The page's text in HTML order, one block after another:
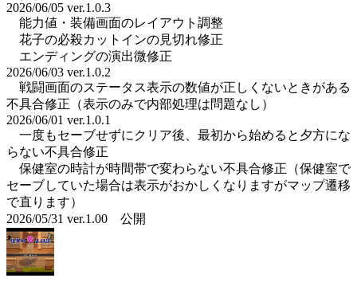
2026/06/05 ver.1.0.3
能力値・装備画面のレイアウト調整
花子の必殺カットインの見切れ修正
エンディングの演出微修正
2026/06/03 ver.1.0.2
戦闘画面のステータス表示の数値が正しくないときがある
不具合修正（表示のみで内部処理は問題なし）
2026/06/01 ver.1.0.1
一度もセーブせずにクリア後、最初から始めると夕方にな
らない不具合修正
保健室の時計が時間帯で変わらない不具合修正（保健室で
セーブしていた場合は表示がおかしくなりますがマップ遷移
で直ります）
2026/05/31 ver.1.00 公開